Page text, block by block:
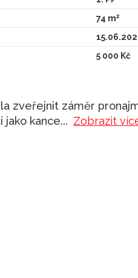
74 m2
5 000 Kč
zveřejnit záměr
jako kance... Zobrazit